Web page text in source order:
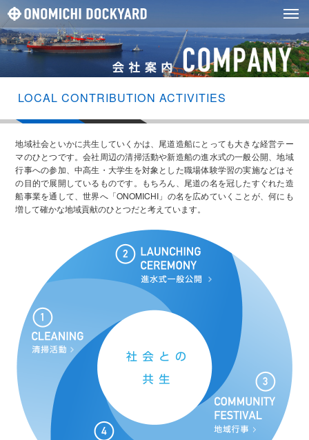
LOCAL CONTRIBUTION ACTIVITIES
地域社会といかに共生していくかは、尾道造船にとっても大きな経営テー
マのひとつです。会社周辺の清掃活動や新造船の進水式の一般公開、地域
行事への参加、中高生・大学生を対象とした職場体験学習の実施などはそ
の目的で展開しているものです。もちろん、尾道の名を冠したすぐれた造
船事業を通して、世界へ「ONOMICHI」の名を広めていくことが、何にも
増して確かな地域貢献のひとつだと考えています。